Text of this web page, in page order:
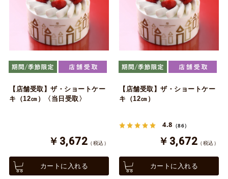
【店舗受取】ザ・ショートケー
キ（12㎝）〈当日受取〉
￥3,672 （税込）
カートに入れる
【店舗受取】ザ・ショートケー
キ（12㎝）
4.8 （86）
￥3,672 （税込）
カートに入れる